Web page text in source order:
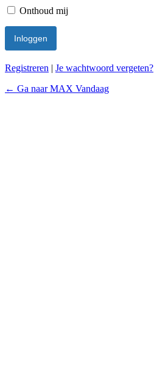
Onthoud mij
Registreren | Je wachtwoord vergeten?
← Ga naar MAX Vandaag